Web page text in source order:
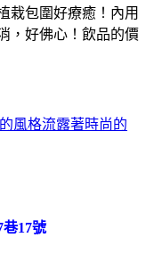
栽包圍好療癒！內用
，好佛心！飲品的價
風格流露著時尚的
17號